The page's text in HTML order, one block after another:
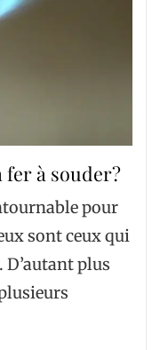
à souder?
pour
sont ceux qui
plus